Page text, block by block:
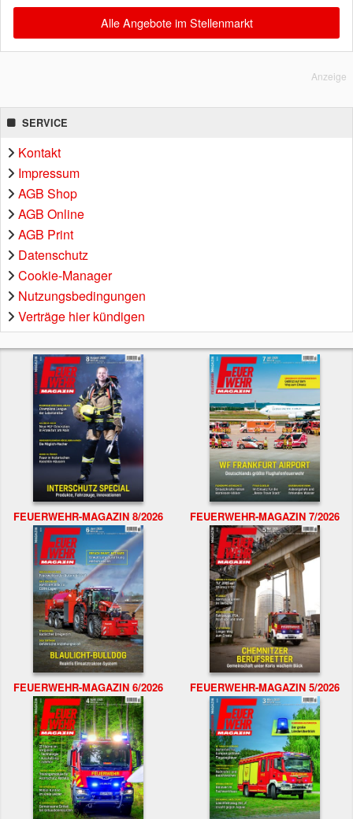
Alle Angebote im Stellenmarkt
Anzeige
SERVICE
Kontakt
Impressum
AGB Shop
AGB Online
AGB Print
Datenschutz
Cookie-Manager
Nutzungsbedingungen
Verträge hier kündigen
FEUERWEHR-MAGAZIN 8/2026 FEUERWEHR-MAGAZIN 7/2026
FEUERWEHR-MAGAZIN 6/2026 FEUERWEHR-MAGAZIN 5/2026